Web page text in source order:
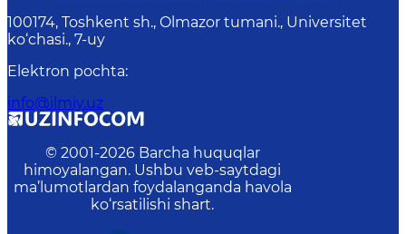
100174, Toshkent sh., Olmazor tumani., Universitet
ko‘chasi., 7-uy
Elektron pochta:
info@ilmiy.uz
© 2001-2026 Barcha huquqlar
himoyalangan. Ushbu veb-saytdagi
ma’lumotlardan foydalanganda havola
ko‘rsatilishi shart.